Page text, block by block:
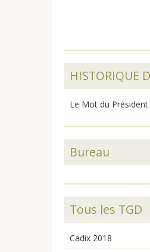
HISTORIQUE
Le Mot du Président
Bureau
Tous les TGD
Cadix 2018